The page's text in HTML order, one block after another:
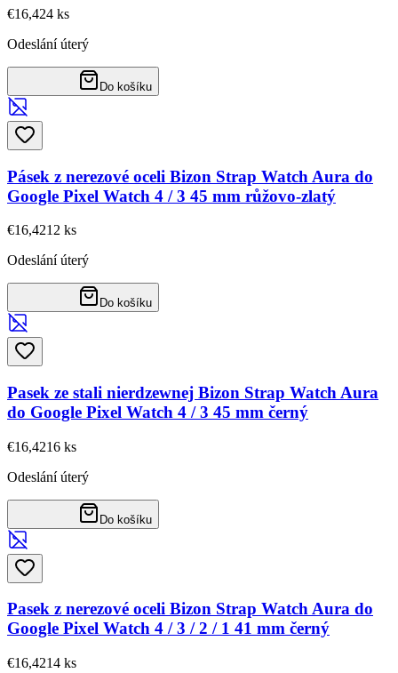
€16,424 ks
Odeslání úterý
Do košíku
Pásek z nerezové oceli Bizon Strap Watch Aura do
Google Pixel Watch 4 / 3 45 mm růžovo-zlatý
€16,4212 ks
Odeslání úterý
Do košíku
Pasek ze stali nierdzewnej Bizon Strap Watch Aura
do Google Pixel Watch 4 / 3 45 mm černý
€16,4216 ks
Odeslání úterý
Do košíku
Pasek z nerezové oceli Bizon Strap Watch Aura do
Google Pixel Watch 4 / 3 / 2 / 1 41 mm černý
€16,4214 ks